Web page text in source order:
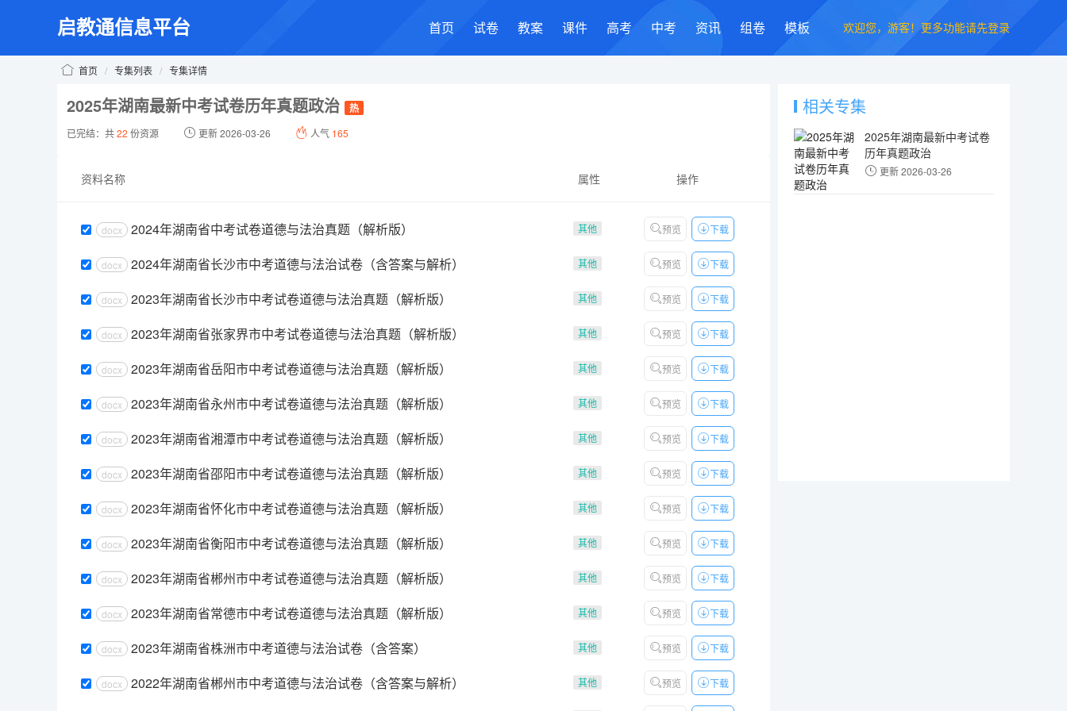
启教通信息平台 欢迎您，游客！更多功能请先登录
首页 试卷 教案 课件 高考 中考 资讯 组卷 模板
首页 / 专集列表 / 专集详情
2025年湖南最新中考试卷历年真题政治 热
已完结：共22 份资源 更新 2026-03-26 人气 165
资料名称 属性 操作
docx 2024年湖南省中考试卷道德与法治真题（解析版） 其他 预览 下载
docx 2024年湖南省长沙市中考道德与法治试卷（含答案与解析） 其他 预览 下载
docx 2023年湖南省长沙市中考试卷道德与法治真题（解析版） 其他 预览 下载
docx 2023年湖南省张家界市中考试卷道德与法治真题（解析版） 其他 预览 下载
docx 2023年湖南省岳阳市中考试卷道德与法治真题（解析版） 其他 预览 下载
docx 2023年湖南省永州市中考试卷道德与法治真题（解析版） 其他 预览 下载
docx 2023年湖南省湘潭市中考试卷道德与法治真题（解析版） 其他 预览 下载
docx 2023年湖南省邵阳市中考试卷道德与法治真题（解析版） 其他 预览 下载
docx 2023年湖南省怀化市中考试卷道德与法治真题（解析版） 其他 预览 下载
docx 2023年湖南省衡阳市中考试卷道德与法治真题（解析版） 其他 预览 下载
docx 2023年湖南省郴州市中考试卷道德与法治真题（解析版） 其他 预览 下载
docx 2023年湖南省常德市中考试卷道德与法治真题（解析版） 其他 预览 下载
docx 2023年湖南省株洲市中考道德与法治试卷（含答案） 其他 预览 下载
docx 2022年湖南省郴州市中考道德与法治试卷（含答案与解析） 其他 预览 下载
相关专集
2025年湖南最新中考试卷
历年真题政治
更新 2026-03-26